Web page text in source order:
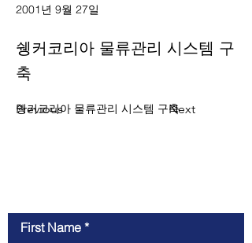
2001년 9월 27일
쉥커코리아 물류관리 시스템 구
축
Previous Next
쉥커코리아 물류관리 시스템 구축
First Name